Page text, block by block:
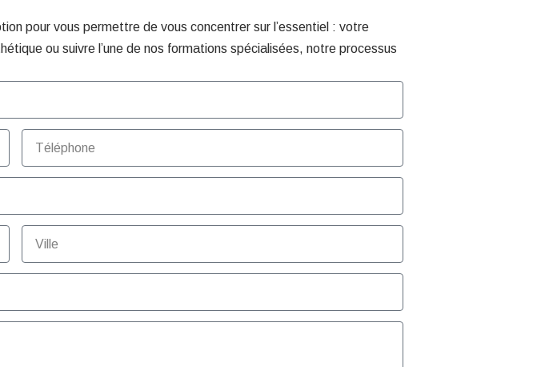
pour vous permettre de vous concentrer sur l’essentiel : votre
ou suivre l’une de nos formations spécialisées, notre processus